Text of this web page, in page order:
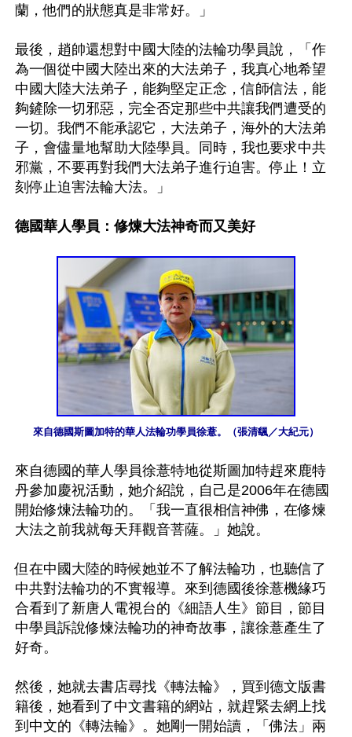
蘭，他們的狀態真是非常好。」
最後，趙帥還想對中國大陸的法輪功學員說，「作
為一個從中國大陸出來的大法弟子，我真心地希望
中國大陸大法弟子，能夠堅定正念，信師信法，能
夠鏟除一切邪惡，完全否定那些中共讓我們遭受的
一切。我們不能承認它，大法弟子，海外的大法弟
子，會儘量地幫助大陸學員。同時，我也要求中共
邪黨，不要再對我們大法弟子進行迫害。停止！立
刻停止迫害法輪大法。」
德國華人學員：修煉大法神奇而又美好
來自德國斯圖加特的華人法輪功學員徐薏。（張清颻／大紀元）
來自德國的華人學員徐薏特地從斯圖加特趕來鹿特
丹參加慶祝活動，她介紹說，自己是2006年在德國
開始修煉法輪功的。「我一直很相信神佛，在修煉
大法之前我就每天拜觀音菩薩。」她說。
但在中國大陸的時候她並不了解法輪功，也聽信了
中共對法輪功的不實報導。來到德國後徐薏機緣巧
合看到了新唐人電視台的《細語人生》節目，節目
中學員訴說修煉法輪功的神奇故事，讓徐薏產生了
好奇。
然後，她就去書店尋找《轉法輪》，買到德文版書
籍後，她看到了中文書籍的網站，就趕緊去網上找
到中文的《轉法輪》。她剛一開始讀，「佛法」兩